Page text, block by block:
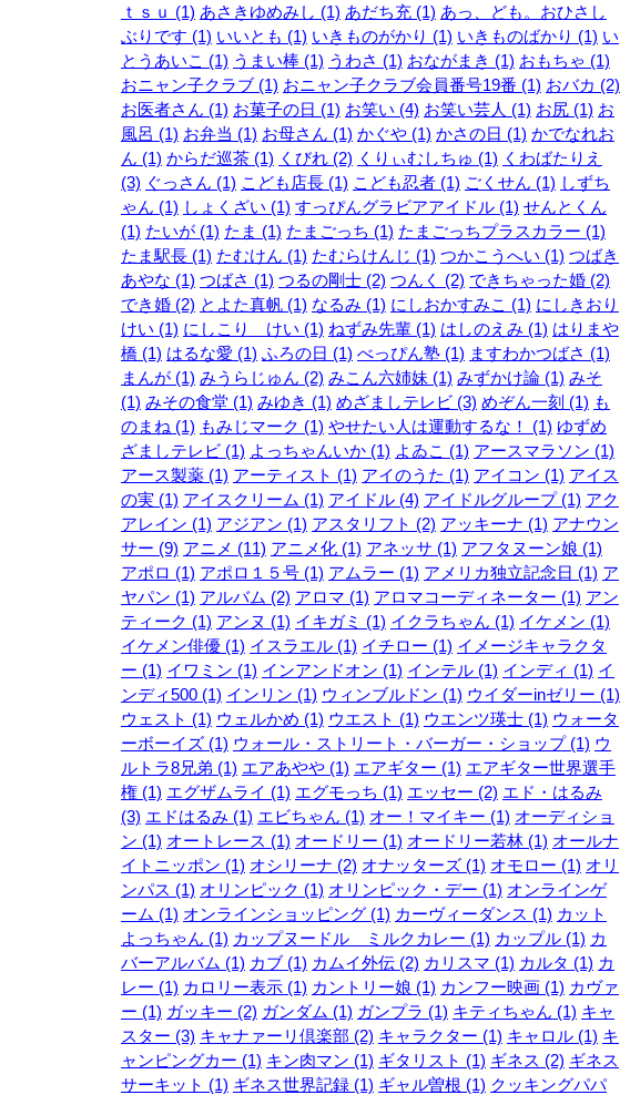
ｔｓｕ (1) あさきゆめみし (1) あだち充 (1) あっ、ども。おひさし
ぶりです (1) いいとも (1) いきものがかり (1) いきものばかり (1) い
とうあいこ (1) うまい棒 (1) うわさ (1) おながまき (1) おもちゃ (1)
おニャン子クラブ (1) おニャン子クラブ会員番号19番 (1) おバカ (2)
お医者さん (1) お菓子の日 (1) お笑い (4) お笑い芸人 (1) お尻 (1) お
風呂 (1) お弁当 (1) お母さん (1) かぐや (1) かさの日 (1) かでなれお
ん (1) からだ巡茶 (1) くびれ (2) くりぃむしちゅ (1) くわばたりえ
(3) ぐっさん (1) こども店長 (1) こども忍者 (1) ごくせん (1) しずち
ゃん (1) しょくざい (1) すっぴんグラビアアイドル (1) せんとくん
(1) たいが (1) たま (1) たまごっち (1) たまごっちプラスカラー (1)
たま駅長 (1) たむけん (1) たむらけんじ (1) つかこうへい (1) つばき
あやな (1) つばさ (1) つるの剛士 (2) つんく (2) できちゃった婚 (2)
でき婚 (2) とよた真帆 (1) なるみ (1) にしおかすみこ (1) にしきおり
けい (1) にしこり けい (1) ねずみ先輩 (1) はしのえみ (1) はりまや
橋 (1) はるな愛 (1) ふろの日 (1) べっぴん塾 (1) ますわかつばさ (1)
まんが (1) みうらじゅん (2) みこん六姉妹 (1) みずかけ論 (1) みそ
(1) みその食堂 (1) みゆき (1) めざましテレビ (3) めぞん一刻 (1) も
のまね (1) もみじマーク (1) やせたい人は運動するな！ (1) ゆずめ
ざましテレビ (1) よっちゃんいか (1) よゐこ (1) アースマラソン (1)
アース製薬 (1) アーティスト (1) アイのうた (1) アイコン (1) アイス
の実 (1) アイスクリーム (1) アイドル (4) アイドルグループ (1) アク
アレイン (1) アジアン (1) アスタリフト (2) アッキーナ (1) アナウン
サー (9) アニメ (11) アニメ化 (1) アネッサ (1) アフタヌーン娘 (1)
アポロ (1) アポロ１５号 (1) アムラー (1) アメリカ独立記念日 (1) ア
ヤパン (1) アルバム (2) アロマ (1) アロマコーディネーター (1) アン
ティーク (1) アンヌ (1) イキガミ (1) イクラちゃん (1) イケメン (1)
イケメン俳優 (1) イスラエル (1) イチロー (1) イメージキャラクタ
ー (1) イワミン (1) インアンドオン (1) インテル (1) インディ (1) イ
ンディ500 (1) インリン (1) ウィンブルドン (1) ウイダーinゼリー (1)
ウェスト (1) ウェルかめ (1) ウエスト (1) ウエンツ瑛士 (1) ウォータ
ーボーイズ (1) ウォール・ストリート・バーガー・ショップ (1) ウ
ルトラ8兄弟 (1) エアあやや (1) エアギター (1) エアギター世界選手
権 (1) エグザムライ (1) エグモっち (1) エッセー (2) エド・はるみ
(3) エドはるみ (1) エビちゃん (1) オー！マイキー (1) オーディショ
ン (1) オートレース (1) オードリー (1) オードリー若林 (1) オールナ
イトニッポン (1) オシリーナ (2) オナッターズ (1) オモロー (1) オリ
ンパス (1) オリンピック (1) オリンピック・デー (1) オンラインゲ
ーム (1) オンラインショッピング (1) カーヴィーダンス (1) カット
よっちゃん (1) カップヌードル ミルクカレー (1) カップル (1) カ
バーアルバム (1) カブ (1) カムイ外伝 (2) カリスマ (1) カルタ (1) カ
レー (1) カロリー表示 (1) カントリー娘 (1) カンフー映画 (1) カヴァ
ー (1) ガッキー (2) ガンダム (1) ガンプラ (1) キティちゃん (1) キャ
スター (3) キャナァーリ倶楽部 (2) キャラクター (1) キャロル (1) キ
ャンピングカー (1) キン肉マン (1) ギタリスト (1) ギネス (2) ギネス
サーキット (1) ギネス世界記録 (1) ギャル曽根 (1) クッキングパパ